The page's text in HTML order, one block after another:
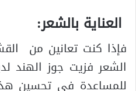
العناية بالشعر:
فإذا كنت تعانين من
الشعر فزيت جوز الهند
للمساعدة في تحسين